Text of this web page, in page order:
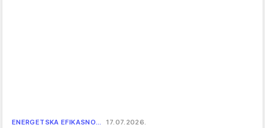
ENERGETSKA EFIKASNO… 17.07.2026.